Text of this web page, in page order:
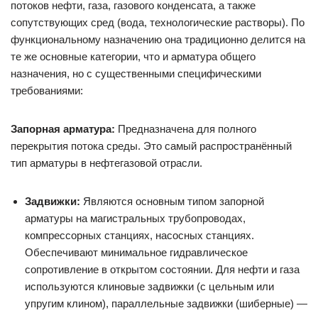
потоков нефти, газа, газового конденсата, а также
сопутствующих сред (вода, технологические растворы). По
функциональному назначению она традиционно делится на
те же основные категории, что и арматура общего
назначения, но с существенными специфическими
требованиями:
Запорная арматура: Предназначена для полного
перекрытия потока среды. Это самый распространённый
тип арматуры в нефтегазовой отрасли.
Задвижки: Являются основным типом запорной
арматуры на магистральных трубопроводах,
компрессорных станциях, насосных станциях.
Обеспечивают минимальное гидравлическое
сопротивление в открытом состоянии. Для нефти и газа
используются клиновые задвижки (с цельным или
упругим клином), параллельные задвижки (шиберные) —